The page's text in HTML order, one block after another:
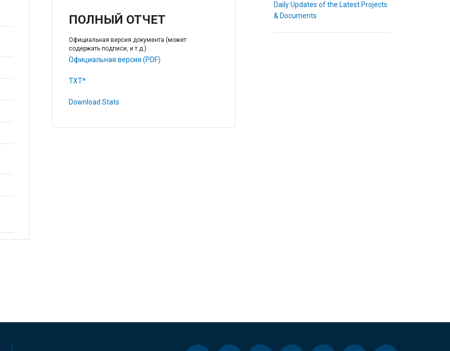
ПОЛНЫЙ ОТЧЕТ
Официальная версия документа (может
содержать подписи, и т.д.)
Официальная версия (PDF)
TXT*
Download Stats
Daily Updates of the Latest Projects
& Documents